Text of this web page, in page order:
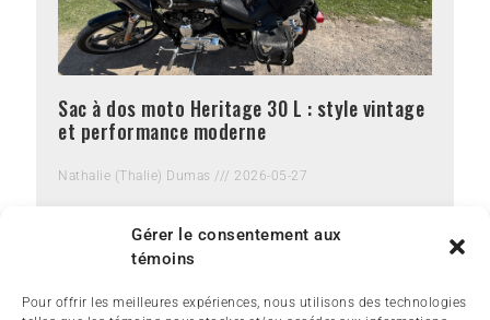
Gérer le consentement aux
témoins
Pour offrir les meilleures expériences, nous utilisons des technologies
Sac à dos moto Heritage 30 L : style vintage
et performance moderne
Nathalie (Thalie) Dumas 2026-05-27
Plus »